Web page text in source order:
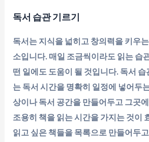
독서 습관 기르기
독서는 지식을 넓히고 창의력을 키우
소입니다. 매일 조금씩이라도 읽는 습
떤 일에도 도움이 될 것입니다. 독서
는 독서 시간을 명확히 일정에 넣어두
상이나 독서 공간을 만들어두고 그곳
조용히 책을 읽는 시간을 가지는 것이
읽고 싶은 책들을 목록으로 만들어두